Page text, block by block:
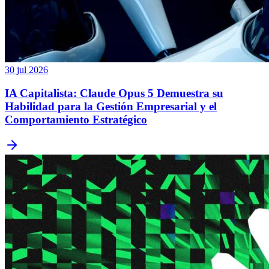
30 jul 2026
IA Capitalista: Claude Opus 5 Demuestra su
Habilidad para la Gestión Empresarial y el
Comportamiento Estratégico